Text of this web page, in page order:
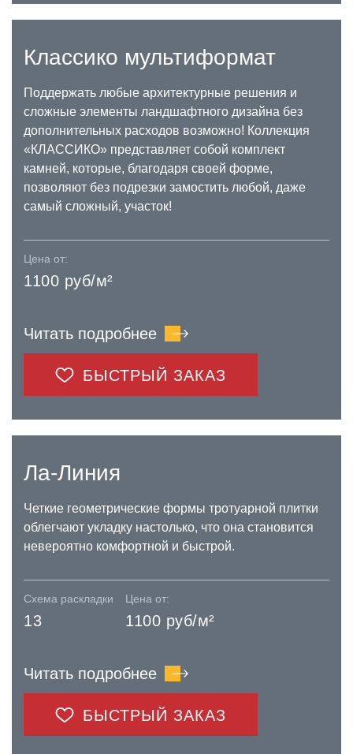
Классико мультиформат
Поддержать любые архитектурные решения и
сложные элементы ландшафтного дизайна без
дополнительных расходов возможно! Коллекция
«КЛАССИКО» представляет собой комплект
камней, которые, благодаря своей форме,
позволяют без подрезки замостить любой, даже
самый сложный, участок!
Цена от:
1100 руб/м²
Читать подробнее
БЫСТРЫЙ ЗАКАЗ
Ла-Линия
Четкие геометрические формы тротуарной плитки
облегчают укладку настолько, что она становится
невероятно комфортной и быстрой.
Схема раскладки
13
Цена от:
1100 руб/м²
Читать подробнее
БЫСТРЫЙ ЗАКАЗ